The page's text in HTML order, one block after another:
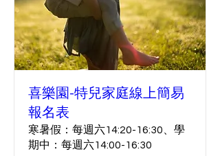
喜樂園-特兒家庭線上簡易
報名表
寒暑假：每週六14:20-16:30、學
期中：每週六14:00-16:30